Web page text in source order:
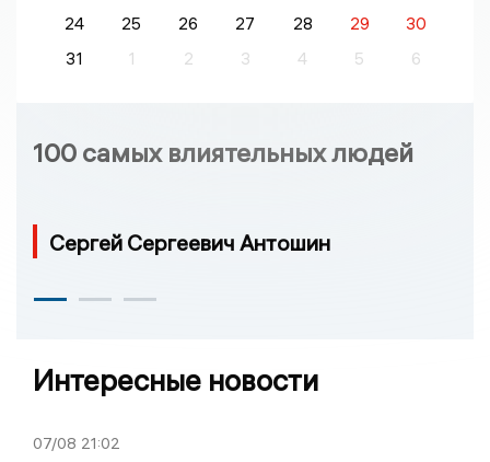
24
25 26 27 28 29
30
31
1 2 3 4 5 6
100 самых влиятельных людей
Сергей Сергеевич Антошин
Интересные новости
07/08 21:02